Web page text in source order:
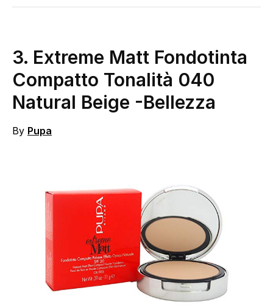
3. Extreme Matt Fondotinta
Compatto Tonalità 040
Natural Beige -Bellezza
By Pupa